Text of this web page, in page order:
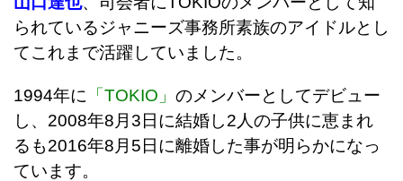
られているジャニーズ事務所素族のアイドルとし
てこれまで活躍していました。
1994年に 「TOKIO」 のメンバーとしてデビュー
し、2008年8月3日に結婚し2人の子供に恵まれ
るも2016年8月5日に離婚した事が明らかになっ
ています。